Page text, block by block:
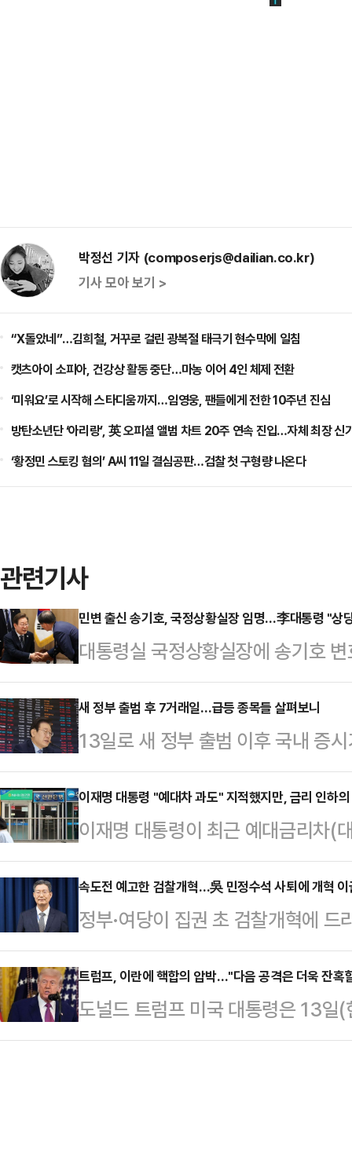
박정선 기자 (composerjs@dailian.co.kr)
기사 모아 보기 >
“X돌았네”…김희철, 거꾸로 걸린 광복절 태극기 현수막에 일침
캣츠아이 소피아, 건강상 활동 중단…마농 이어 4인 체제 전환
‘미워요’로 시작해 스타디움까지…임영웅, 팬들에게 전한 10주년 진심
방탄소년단 ‘아리랑’, 英 오피셜 앨범 차트 20주 연속 진입…자체 최장 신
‘황정민 스토킹 혐의’ A씨 11일 결심공판…검찰 첫 구형량 나온다
관련기사
민변 출신 송기호, 국정상황실장 임명…李대통령 "상
대통령실 국정상황실장에 송기호
불리는 국정상황실장은 국가정보원
해 대통령에 보고하고, 비상 상황
일 낮 용산 대통령실에서 열린 안보
통령은 회의에서 송 실장을 향해 "
당히 '노가다'(막일꾼) 자리"라고 격
도 핵심 측근 자리 중 하나로 손꼽
진상 전 더불…
새 정부 출범 후 7거래일…급등 종목들 살펴보니
13일로 새 정부 출범 이후 국내 증
니문 랠리'의 영향으로 급등한 종목
기대감이 반영된 우선주와 스테이
주 등이 일단 높은 상승률을 보였고
본 정유·물류·방산주도 상승세를
4일부터 이날까지 코스피 시장에서
홀딩스2우(75.63%)였다. 배당 확
린 영향으로 …
이재명 대통령 "예대차 과도" 지적했지만, 금리 인하
이재명 대통령이 최근 예대금리차(
식을 드러내면서 금융권이 가산금
중인데 대출금리는 여전히 고금리
인하를 유도하기 위한 정부의 개입
대출이 6조원 넘게 급증하는 등 대
금리를 낮추는 것은 자칫 부채 관리
다.14일 금융권에 따르면, 이 대통
스크포스(TF) 첫…
속도전 예고한 검찰개혁…吳 민정수석 사퇴에 개혁
정부·여당이 집권 초 검찰개혁에
수장 임명을 두고 고민이 깊어질 전
관이 사퇴하며 함께 검찰개혁을 이
가피해졌단 관측이 나온다.13일 법
의 사퇴로 당초 유력하게 검토됐던
트럼프, 이란에 핵합의 압박…"다음 공격은 더욱 잔혹
도널드 트럼프 미국 대통령은 13일
한 이란을 향해 “다음 공격은 훨씬